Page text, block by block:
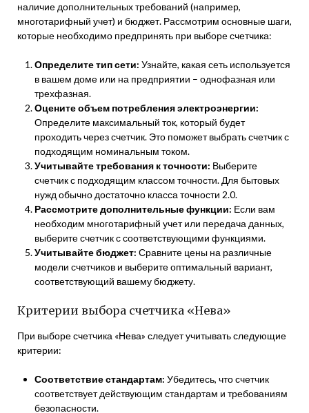
наличие дополнительных требований (например,
многотарифный учет) и бюджет. Рассмотрим основные шаги,
которые необходимо предпринять при выборе счетчика:
Определите тип сети: Узнайте, какая сеть используется
в вашем доме или на предприятии – однофазная или
трехфазная.
Оцените объем потребления электроэнергии:
Определите максимальный ток, который будет
проходить через счетчик. Это поможет выбрать счетчик с
подходящим номинальным током.
Учитывайте требования к точности: Выберите
счетчик с подходящим классом точности. Для бытовых
нужд обычно достаточно класса точности 2.0.
Рассмотрите дополнительные функции: Если вам
необходим многотарифный учет или передача данных,
выберите счетчик с соответствующими функциями.
Учитывайте бюджет: Сравните цены на различные
модели счетчиков и выберите оптимальный вариант,
соответствующий вашему бюджету.
Критерии выбора счетчика «Нева»
При выборе счетчика «Нева» следует учитывать следующие
критерии:
Соответствие стандартам: Убедитесь, что счетчик
соответствует действующим стандартам и требованиям
безопасности.